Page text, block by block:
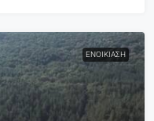
ΕΝΟΙΚΊΑΣΗ